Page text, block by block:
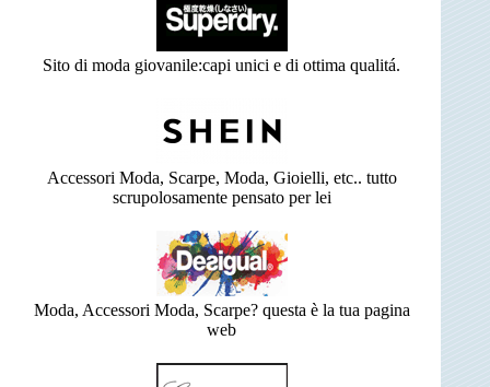
Sito di moda giovanile:capi unici e di ottima qualitá.
Accessori Moda, Scarpe, Moda, Gioielli, etc.. tutto
scrupolosamente pensato per lei
Moda, Accessori Moda, Scarpe? questa è la tua pagina
web